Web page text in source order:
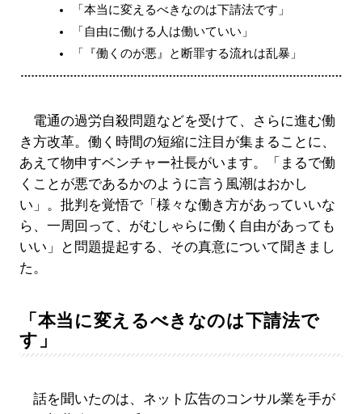
「本当に変えるべきなのは下請法です」
「自由に働ける人は働いていい」
「『働くのが悪』と断罪する流れは乱暴」
電通の過労自殺問題などを受けて、さらに進む働
き方改革。働く時間の短縮に注目が集まることに、
あえて物申すベンチャー社長がいます。「まるで働
くことが悪であるかのように言う風潮はおかし
い」。批判を覚悟で「様々な働き方があっていいな
ら、一周回って、がむしゃらに働く自由があっても
いい」と問題提起する、その真意について聞きまし
た。
「本当に変えるべきなのは下請法で
す」
話を聞いたのは、ネット広告のコンサル業を手が